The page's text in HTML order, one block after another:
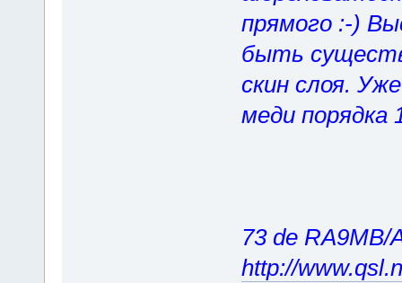
прямого :-)
быть
скин слоя.
меди порядка
73 de RA9MB/
http://